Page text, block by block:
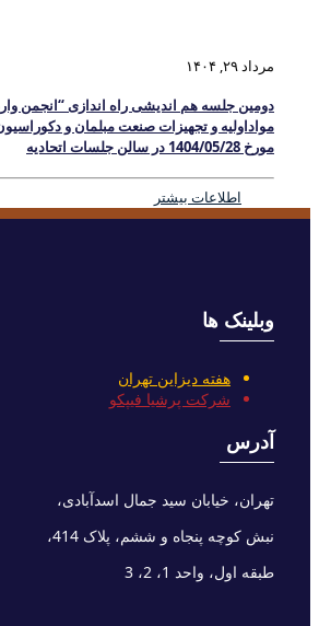
مرداد ۲۹, ۱۴۰۴
دومین جلسه هم اندیشی راه اندازی “انجمن
مواداولیه و تجهیزات صنعت مبلمان و
مورخ 1404/05/28 در سالن جلسات اتحادیه
اطلاعات بیشتر
وبلینک ها
هفته دیزاین تهران
شرکت پرشیا فیپکو
آدرس
تهران، خیابان سید جمال اسدآبادی،
نبش کوچه پنجاه و ششم، پلاک 414،
طبقه اول، واحد 1، 2، 3